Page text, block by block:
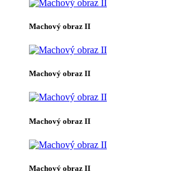
Machový obraz II
Machový obraz II
Machový obraz II
Machový obraz II